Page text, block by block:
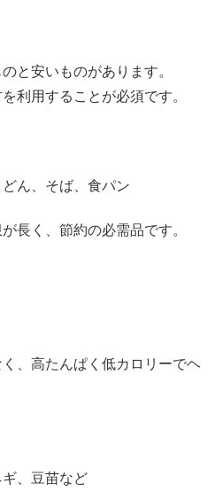
と安いものがあります。
利用することが必須です。
ん、そば、食パン
長く、節約の必需品です。
、高たんぱく低カロリーでヘ
、豆苗など